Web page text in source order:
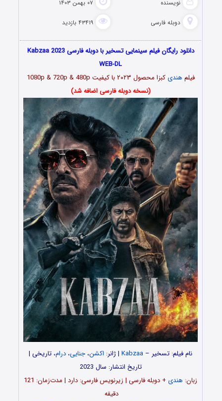
نویسنده ۰۷ بهمن ۱۴۰۳
دوبله فارسی ۴۳۴۱۹ بازدید
دانلود رایگان فیلم سینمایی تسخیر با دوبله فارسی Kabzaa 2023
WEB-DL
فیلم هندی کبزا محصول ۲۰۲۳
با کیفیت 1080p & 720p & 480p
(نسخه دوبله فارسی اضافه شد)
نام فیلم: تسخیر –
Kabzaa | ژانر: اکشن، جنایی، درام، تاریخی |
تاریخ انتشار: سال 2023
زبان: هندی
+ دوبله فارسی | زیرنویس فارسی: دارد | مدت‌زمان: 121
دقیقه